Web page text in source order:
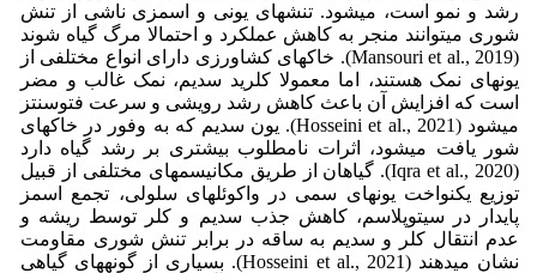
رشد و نمو است، میشود. تنشهای یونی و اسمزی ناشی از تنش
شوری میتوانند منجر به کاهش عملکرد و احتمالا مرگ گیاه شوند
(Mansouri et al., 2019). خاکهای کشاورزی دارای انواع مختلفی از
یونهای نمک هستند، اما معمولا کلرید سدیم، نمک غالب و مضر
است که افزایش آن باعث کاهش رشد رویشی و سرعت فتوسنتز
میشود (Hosseini et al., 2021). یون سدیم که به وفور در خاکهای
شور یافت میشود، اثرات نامطلوب بیشتری بر رشد گیاه دارد
(Iqra et al., 2020). گیاهان از طریق مکانیسمهای مختلفی از قبیل
توزیع یکنواخت یونهای سمی در واکوئلهای سلولی، تجمع اسمز
پایدار در سیتوپلاسم، کاهش جذب سدیم و کلر توسط ریشه و
عدم انتقال کلر و سدیم به ساقه در برابر تنش شوری مقاومت
نشان میدهند (Hosseini et al., 2021). بسیاری از گونههای گیاهی